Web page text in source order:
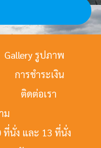
Gallery รูปภาพ
การชำระเงิน
ติดต่อเรา
ม
ที่นั่ง และ 13 ที่นั่ง